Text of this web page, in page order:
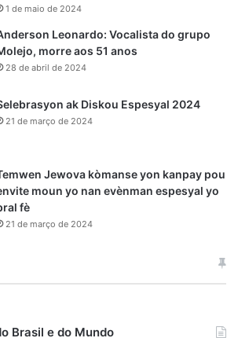
1 de maio de 2024
Leonardo: Vocalista do grupo
morre aos 51 anos
28 de abril de 2024
ak Diskou Espesyal 2024
21 de março de 2024
Jewova kòmanse yon kanpay pou
moun yo nan evènman espesyal yo
fè
21 de março de 2024
Brasil e do Mundo